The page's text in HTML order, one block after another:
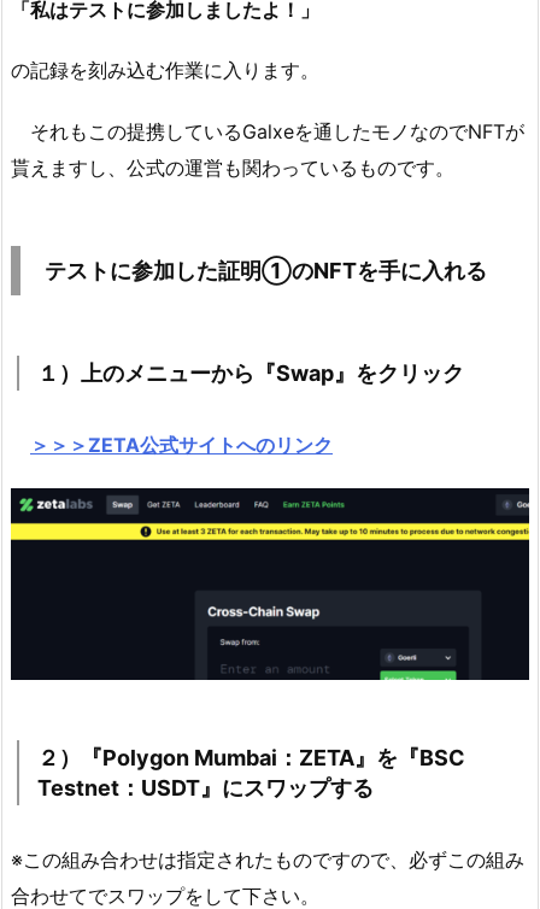
「私はテストに参加しましたよ！」
の記録を刻み込む作業に入ります。
それもこの提携しているGalxeを通したモノなのでNFTが
貰えますし、公式の運営も関わっているものです。
テストに参加した証明①のNFTを手に入れる
１ ）上のメニューから『Swap』をクリック
＞＞＞ZETA公式サイトへのリンク
２）『Polygon Mumbai：ZETA』を『BSC
Testnet：USDT』にスワップする
※この組み合わせは指定されたものですので、必ずこの組み
合わせてでスワップをして下さい。